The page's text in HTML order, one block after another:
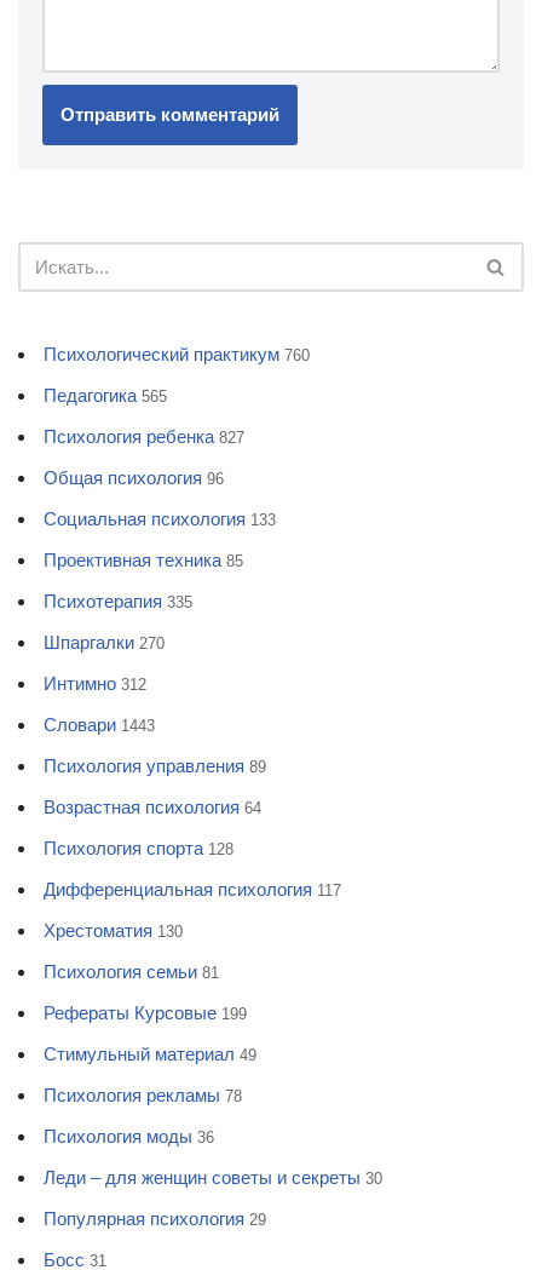
Психологический практикум 760
Педагогика 565
Психология ребенка 827
Общая психология 96
Социальная психология 133
Проективная техника 85
Психотерапия 335
Шпаргалки 270
Интимно 312
Словари 1443
Психология управления 89
Возрастная психология 64
Психология спорта 128
Дифференциальная психология 117
Хрестоматия 130
Психология семьи 81
Рефераты Курсовые 199
Стимульный материал 49
Психология рекламы 78
Психология моды 36
Леди – для женщин советы и секреты 30
Популярная психология 29
Босс 31